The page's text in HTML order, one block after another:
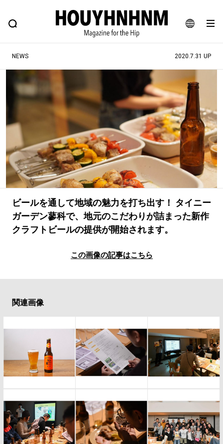
JA
EN
FEATURE BLOG SNAP
ヒップなファッション、カルチャー、ライフスタイルWEBマガジン
#注目のタグ
#SHOPPING ADDICT #憧れの逸品
#ESSENTIAL DESIGNS #古着サミット
#NEW VINTAGE #マイナーグッド図鑑
#路地裏てぃーん。 #MONTHLY JOURNAL
#GH 銘品の所以 #フイナムのYouTube
#Commune H #FOCUS IT #AH.H
#ととけん #FASHION #MUSIC #MOVIE
#LIFESTYLE #SNEAKER #OUTDOOR
NEWS 2020.7.31 UP
ビールを通して地域の魅力を打ち出す！ タイニー
ガーデン蓼科で、地元のこだわりが詰まった新作
クラフトビールの提供が開始されます。
この画像の記事はこちら
関連画像